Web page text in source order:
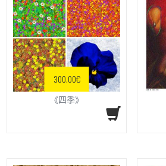
300.00€
《四季》